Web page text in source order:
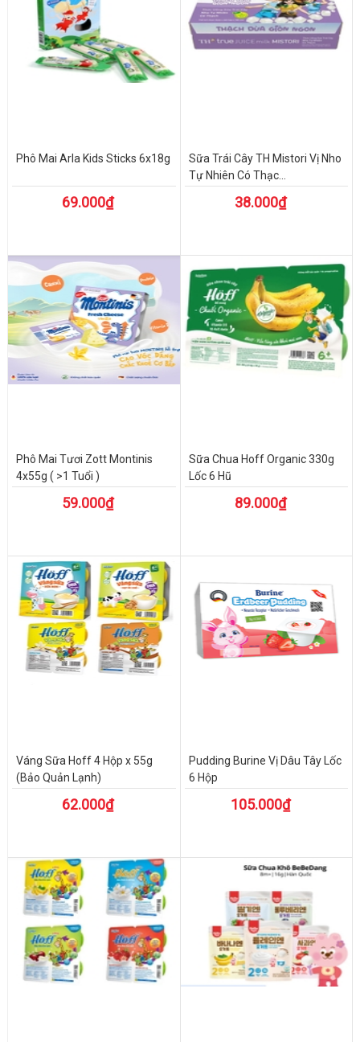
Phô Mai Arla Kids Sticks 6x18g
69.000₫
Sữa Trái Cây TH Mistori Vị Nho
Tự Nhiên Có Thạc...
38.000₫
Phô Mai Tươi Zott Montinis
4x55g ( >1 Tuổi )
59.000₫
Sữa Chua Hoff Organic 330g
Lốc 6 Hũ
89.000₫
Váng Sữa Hoff 4 Hộp x 55g
(Bảo Quản Lạnh)
62.000₫
Pudding Burine Vị Dâu Tây Lốc
6 Hộp
105.000₫